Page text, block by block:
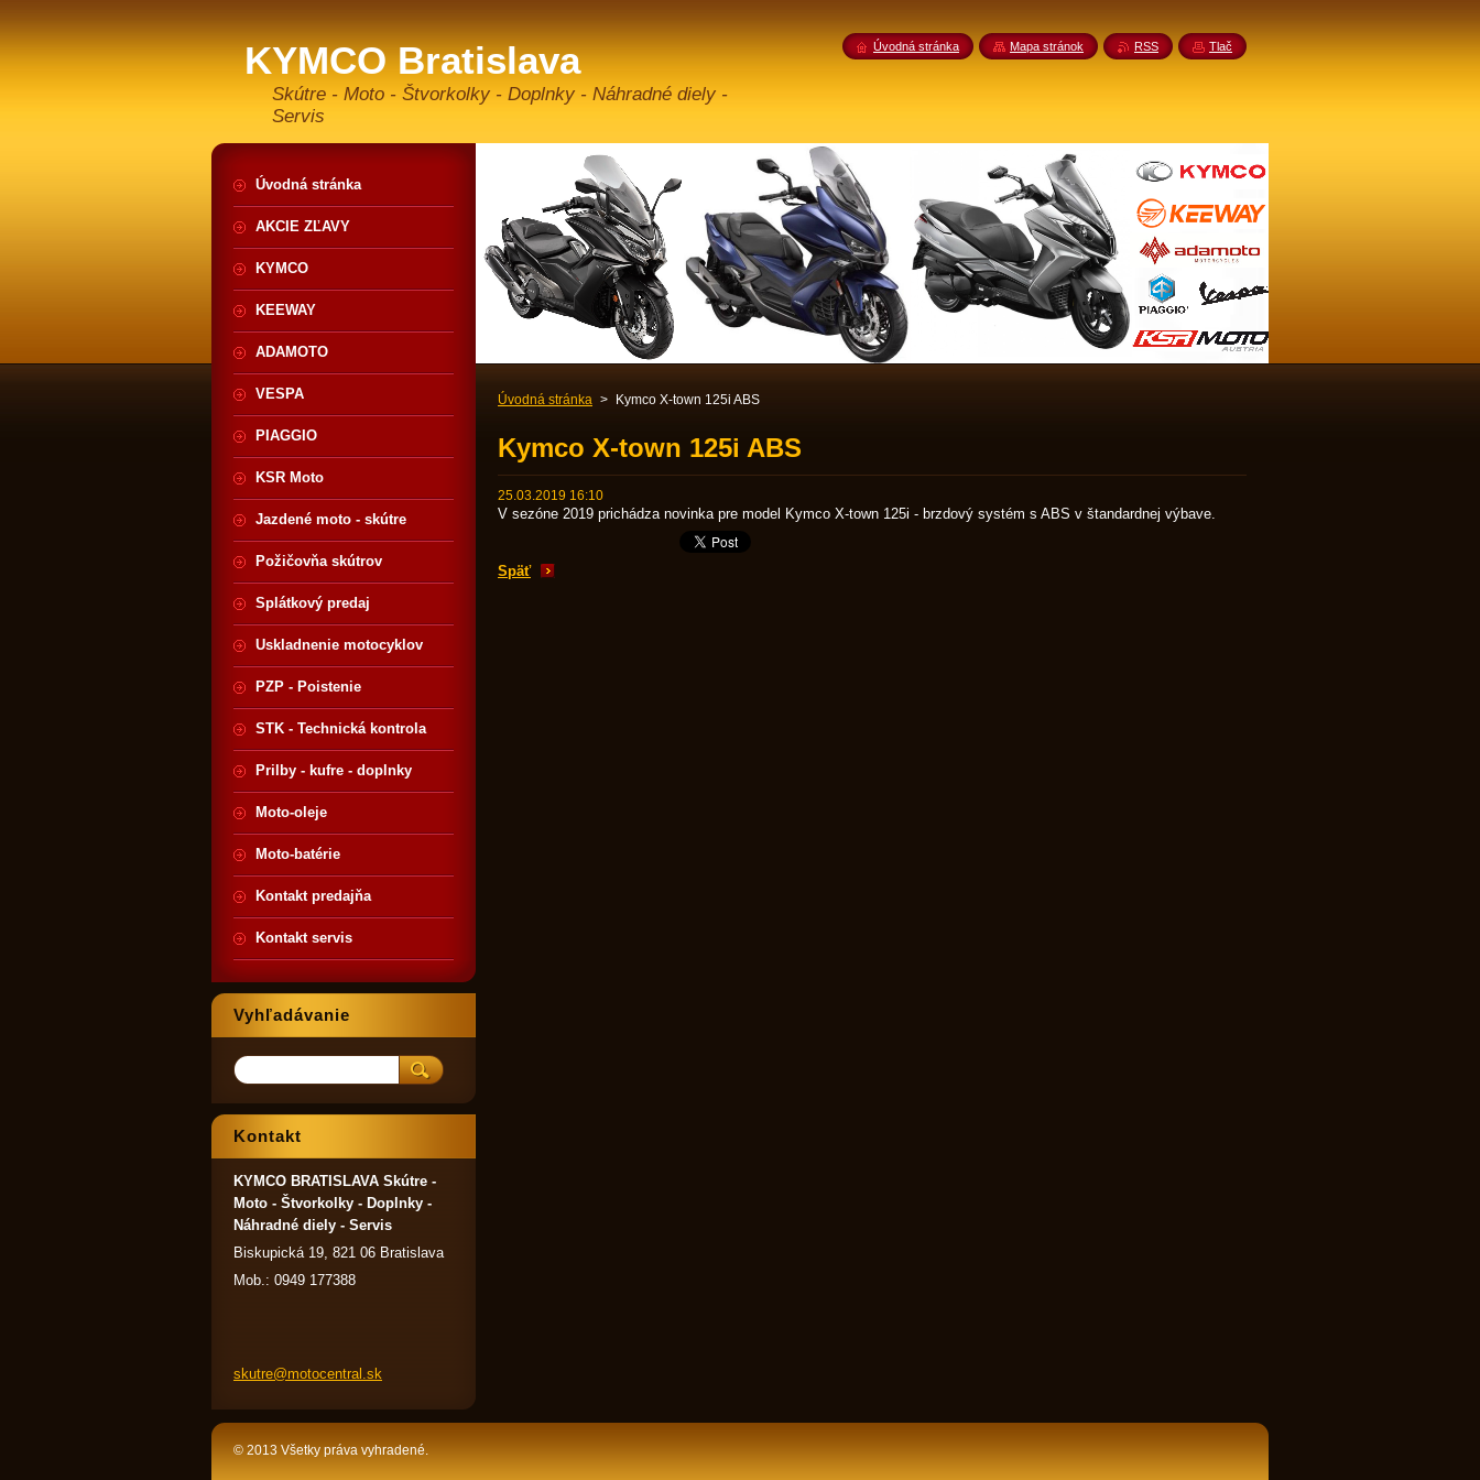
KYMCO Bratislava
Skútre - Moto - Štvorkolky - Doplnky - Náhradné diely -
Servis
Úvodná stránka > Kymco X-town 125i ABS
Kymco X-town 125i ABS
25.03.2019 16:10
V sezóne 2019 prichádza novinka pre model Kymco X-town 125i - brzdový systém s ABS v štandardnej výbave.
Späť
Úvodná stránka
AKCIE ZĽAVY
KYMCO
KEEWAY
ADAMOTO
VESPA
PIAGGIO
KSR Moto
Jazdené moto - skútre
Požičovňa skútrov
Splátkový predaj
Uskladnenie motocyklov
PZP - Poistenie
STK - Technická kontrola
Prilby - kufre - doplnky
Moto-oleje
Moto-batérie
Kontakt predajňa
Kontakt servis
Vyhľadávanie
Kontakt
KYMCO BRATISLAVA Skútre -
Moto - Štvorkolky - Doplnky -
Náhradné diely - Servis
Biskupická 19, 821 06 Bratislava
Mob.: 0949 177388
skutre@motocentral.sk
© 2013 Všetky práva vyhradené.
Úvodná stránka Mapa stránok RSS Tlač